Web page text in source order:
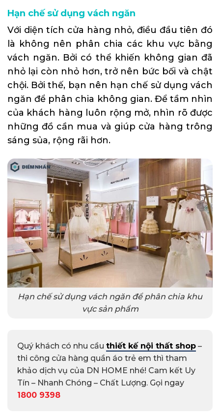
Hạn chế sử dụng vách ngăn
Với diện tích cửa hàng nhỏ, điều đầu tiên đó
là không nên phân chia các khu vực bằng
vách ngăn. Bởi có thể khiến không gian đã
nhỏ lại còn nhỏ hơn, trở nên bức bối và chật
chội. Bởi thế, bạn nên hạn chế sử dụng vách
ngăn để phân chia không gian. Để tầm nhìn
của khách hàng luôn rộng mở, nhìn rõ được
những đồ cần mua và giúp cửa hàng trông
sáng sủa, rộng rãi hơn.
Hạn chế sử dụng vách ngăn để phân chia khu
vực sản phẩm
Quý khách có nhu cầu thiết kế nội thất shop –
thi công cửa hàng quần áo trẻ em thì tham
khảo dịch vụ của DN HOME nhé! Cam kết Uy
Tín – Nhanh Chóng – Chất Lượng. Gọi ngay
1800 9398